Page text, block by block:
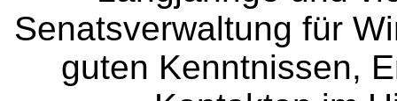
Senatsverwaltung für
guten Kenntnissen,